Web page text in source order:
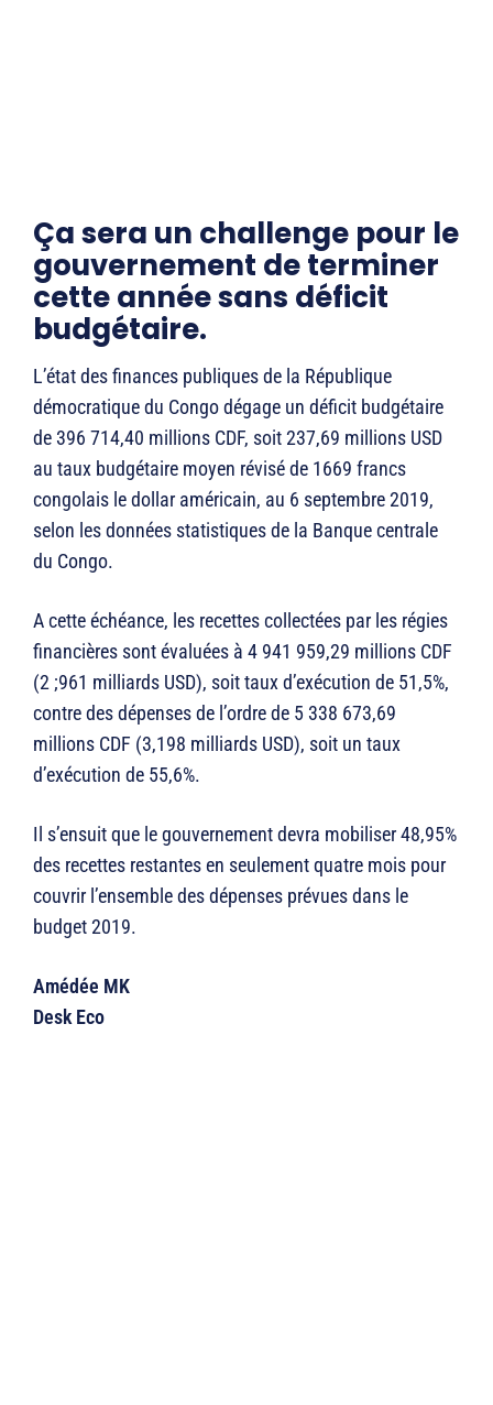
Ça sera un challenge pour le
gouvernement de terminer
cette année sans déficit
budgétaire.
L’état des finances publiques de la République
démocratique du Congo dégage un déficit budgétaire
de 396 714,40 millions CDF, soit 237,69 millions USD
au taux budgétaire moyen révisé de 1669 francs
congolais le dollar américain, au 6 septembre 2019,
selon les données statistiques de la Banque centrale
du Congo.
A cette échéance, les recettes collectées par les régies
financières sont évaluées à 4 941 959,29 millions CDF
(2 ;961 milliards USD), soit taux d’exécution de 51,5%,
contre des dépenses de l’ordre de 5 338 673,69
millions CDF (3,198 milliards USD), soit un taux
d’exécution de 55,6%.
Il s’ensuit que le gouvernement devra mobiliser 48,95%
des recettes restantes en seulement quatre mois pour
couvrir l’ensemble des dépenses prévues dans le
budget 2019.
Amédée MK
Desk Eco